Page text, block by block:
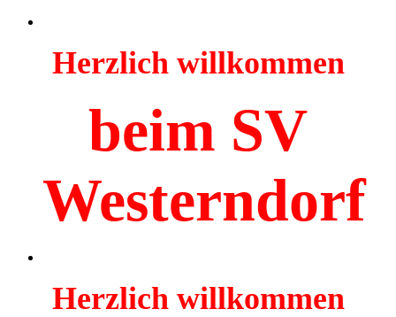
Herzlich willkommen
beim SV
Westerndorf
Herzlich willkommen